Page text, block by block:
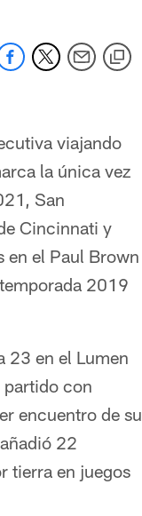
viajando
la única vez
San
Cincinnati y
en el Paul Brown
2019
23 en el Lumen
partido con
encuentro de su
añadió 22
tierra en juegos